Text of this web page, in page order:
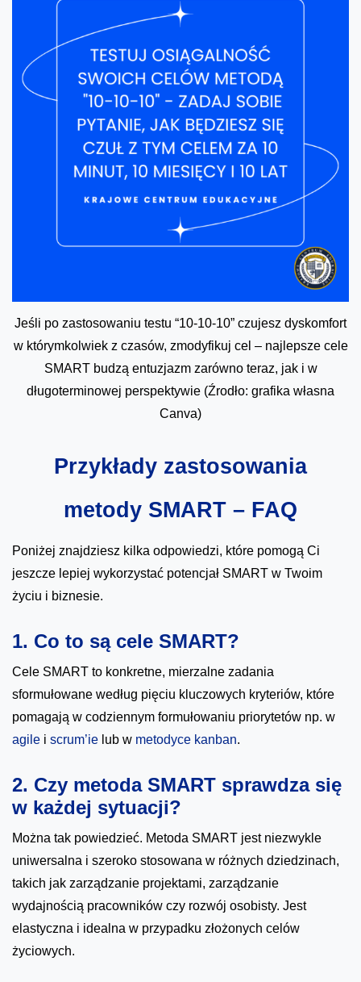
Jeśli po zastosowaniu testu “10-10-10” czujesz dyskomfort
w którymkolwiek z czasów, zmodyfikuj cel – najlepsze cele
SMART budzą entuzjazm zarówno teraz, jak i w
długoterminowej perspektywie (Źrodło: grafika własna
Canva)
Przykłady zastosowania
metody SMART – FAQ
Poniżej znajdziesz kilka odpowiedzi, które pomogą Ci
jeszcze lepiej wykorzystać potencjał SMART w Twoim
życiu i biznesie.
1. Co to są cele SMART?
Cele SMART to konkretne, mierzalne zadania
sformułowane według pięciu kluczowych kryteriów, które
pomagają w codziennym formułowaniu priorytetów np. w
agile i scrum’ie lub w metodyce kanban.
2. Czy metoda SMART sprawdza się
w każdej sytuacji?
Można tak powiedzieć. Metoda SMART jest niezwykle
uniwersalna i szeroko stosowana w różnych dziedzinach,
takich jak zarządzanie projektami, zarządzanie
wydajnością pracowników czy rozwój osobisty. Jest
elastyczna i idealna w przypadku złożonych celów
życiowych.